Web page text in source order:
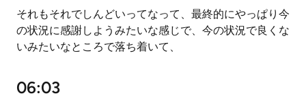
それもそれでしんどいってなって、最終的にやっぱり今
の状況に感謝しようみたいな感じで、今の状況で良くな
いみたいなところで落ち着いて、
06:03